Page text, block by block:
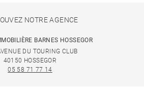
NOTRE AGENCE
BARNES HOSSEGOR
DU TOURING CLUB
40150 HOSSEGOR
05 58 71 77 14